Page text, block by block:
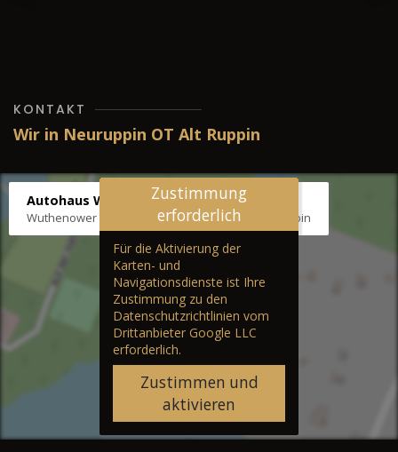
KONTAKT
Wir in Neuruppin OT Alt Ruppin
Autohaus Wernicke
Wuthenower Str. 12b, 16827 Neuruppin OT Alt Ruppin
Zustimmung
erforderlich
Für die Aktivierung der
Karten- und
Navigationsdienste ist Ihre
Zustimmung zu den
Datenschutzrichtlinien vom
Drittanbieter Google LLC
erforderlich.
Zustimmen und
aktivieren